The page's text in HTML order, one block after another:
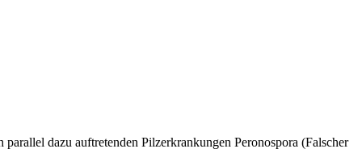
dazu auftretenden Pilzerkrankungen Peronospora (Falscher